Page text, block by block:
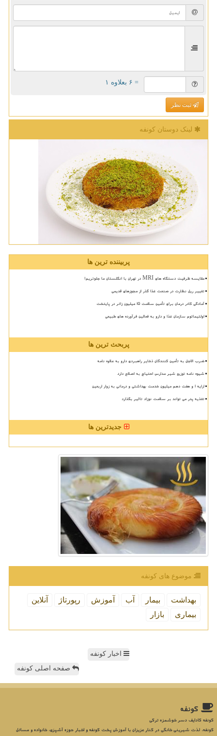
= ۶ بعلاوه ۱
ثبت نظر
لینک دوستان كونفه
پربیننده ترین ها
مقایسه ظرفیت دستگاه های MRI در تهران با انگلستان ما جلوتریم!
تغییر ریل نظارت در صنعت غذا گذر از مجوزهای قدیمی
آمادگی کادر درمان برای تأمین سلامت 15 میلیون زائر در پایتخت
اولتیماتوم سازمان غذا و دارو به فعالین فرآورده های طبیعی
پربحث ترین ها
ضرب الاجل به تأمین کنندگان ذخایر راهبردی دارو به علاوه نامه
شیوه نامه توزیع شیر مدارس احتیاج به اصلاح دارد
ارایه ۱ و هفت دهم میلیون خدمت بهداشتی و درمانی به زوار اربعین
تغذیه پدر می تواند بر سلامت نوزاد تاثیر بگذارد
جدیدترین ها
موضوع های كونفه
بهداشت بیمار آب آموزش رپورتاژ
آنلاین
بیماری
بازار
اخبار کونفه
صفحه اصلی کونفه
كونفه
کونفه کادایف دسر خوشمزه ترکی
کونفه، لذت شیرینی خانگی در کنار عزیزان با آموزش پخت کونفه و اخبار حوزه آشپزی، خانواده و مسائل